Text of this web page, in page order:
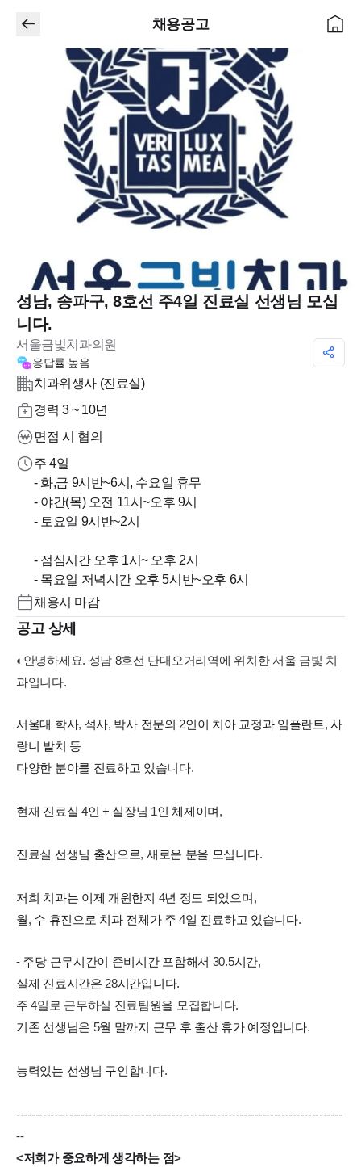
채용공고
성남, 송파구, 8호선 주4일 진료실 선생님 모십
니다.
서울금빛치과의원
응답률 높음
치과위생사 (진료실)
경력 3 ~ 10년
면접 시 협의
주 4일
- 화,금 9시반~6시, 수요일 휴무
- 야간(목) 오전 11시~오후 9시
- 토요일 9시반~2시
- 점심시간 오후 1시~ 오후 2시
- 목요일 저녁시간 오후 5시반~오후 6시
채용시 마감
공고 상세
◐안녕하세요. 성남 8호선 단대오거리역에 위치한 서울 금빛 치
과입니다.
서울대 학사, 석사, 박사 전문의 2인이 치아 교정과 임플란트,사
랑니 발치 등
다양한 분야를 진료하고 있습니다.
현재 진료실 4인 + 실장님 1인 체제이며,
진료실 선생님 출산으로, 새로운 분을 모십니다.
저희 치과는 이제 개원한지 4년 정도 되었으며,
월, 수 휴진으로 치과 전체가 주 4일 진료하고 있습니다.
- 주당 근무시간이 준비시간 포함해서 30.5시간,
실제 진료시간은 28시간입니다.
주 4일로 근무하실 진료팀원을 모집합니다.
기존 선생님은 5월 말까지 근무 후 출산 휴가 예정입니다.
능력있는 선생님 구인합니다.
--------------------------------------------------------------------------------------
--
<저희가 중요하게 생각하는 점>